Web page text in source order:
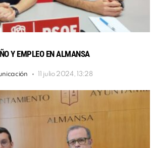
Y EMPLEO EN ALMANSA
11 julio 2024, 13:28